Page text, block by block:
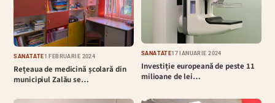
SĂNĂTATE1 FEBRUARIE 2024
Rețeaua de medicină școlară din
municipiul Zalău se…
SĂNĂTATE17 IANUARIE 2024
Investiție europeană de peste 11
milioane de lei…